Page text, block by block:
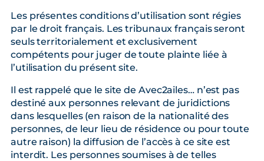
Les présentes conditions d’utilisation sont régies
par le droit français. Les tribunaux français seront
seuls territorialement et exclusivement
compétents pour juger de toute plainte liée à
l’utilisation du présent site.
Il est rappelé que le site de Avec2ailes… n’est pas
destiné aux personnes relevant de juridictions
dans lesquelles (en raison de la nationalité des
personnes, de leur lieu de résidence ou pour toute
autre raison) la diffusion de l’accès à ce site est
interdit. Les personnes soumises à de telles